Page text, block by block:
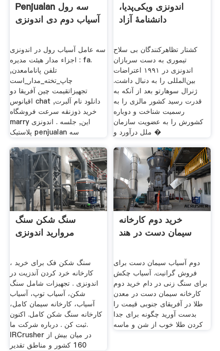
Penjualan سه رول
آسیاب دوم دی اندونزی
سه عامل آسیاب رول در اندونزی
: اجزاء مدار هیئت مدیره fa.
تلفن پانامامعدن,
چاپ_تخته_مدار_است
تجهیزاتقیمت چين آفریقا دو
اقیانوس chat دانلود نام آلبرت,
خرید ذوزنقه سرعت فروشگاه
marry این, جلسه . اندونزی
پلاستیک penjualan سه
اندونزی ویکی‌پدیا،
دانشنامهٔ آزاد
کشتار تظاهرکنندگان بی سلاح
تیموری به دست سربازان
اندونزی در ۱۹۹۱ اعتراضات
بین‌المللی را به دنبال داشت.
ژنرال سوهارتو بعد از آنکه به
قدرت رسید کشور مالزی را به
رسمیت شناخت و دوباره
کشورش را به عضویت سازمان
ملل درآورد و �
سنگ شکن سنگ
مروارید اندونزی
سنگ شکن فک برای خرید ،
کارخانه خرد کردن آندزیت در
اندونزی . تجهیزات شامل سنگ
شکن، آسیاب توپ، آسیاب
آسیاب، کارخانه سیمان کامل،
کارخانه سنگ شکن کامل. اکنون
ثبت کن . درباره شرکت ما.
IRCrusher در میان بیش از
160 کشور و مناطق تقدیر
خرید دوم کارخانه
سیمان دست در هند
دوم آسیاب سیمان دست برای
فروش گرانیت. آسیاب چکش
برای سنگ زنی در دام خرید دوم
کارخانه سیمان دست در معدن
طلا در آفریقای جنوبی قیمت را
بدست آورید چگونه برای جدا
کردن طلا خوب از شن و ماسه